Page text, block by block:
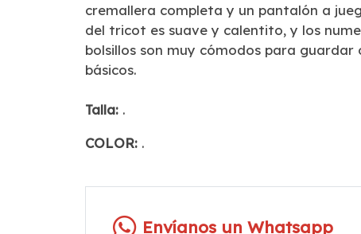
cremallera completa y un pantalón a
del tricot es suave y calentito, y los
bolsillos son muy cómodos para guardar
básicos.
Talla: .
COLOR: .
Envíanos un Whatsapp